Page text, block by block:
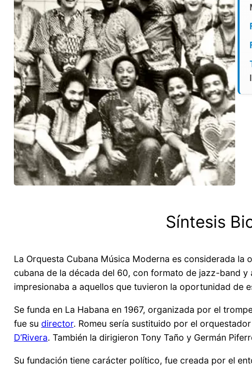
Síntesis
La Orquesta Cubana Música Moderna es considerada
cubana de la década del 60, con formato de jazz-band
impresionaba a aquellos que tuvieron la oportunidad de
Se funda en La Habana en 1967, organizada por el
fue su director. Romeu sería sustituido por el
D’Rivera. También la dirigieron Tony Taño y Germán
Su fundación tiene carácter político, fue creada por el